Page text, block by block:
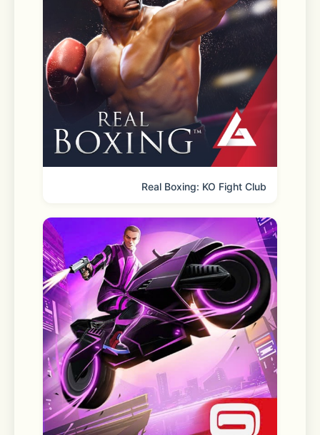
さまざまな生き方を貫くヒーローが登
場。
魅力あふれる容貌や個性を持つカレら
は、物語を通して多彩な表情を見せてい
きます。
カレらの色々な一面を捉えた美麗イラス
トや、
ーリーもお楽しみいただけます。
□■社会派サスペンス&ドラマチック恋
愛ストーリー■□
正義の意味を問うヒューマンドラマ×サ
スペンスのメインストーリー、
カレらの内面を深く知り、キズナを結ぶ
Real Boxing: KO Fight Club